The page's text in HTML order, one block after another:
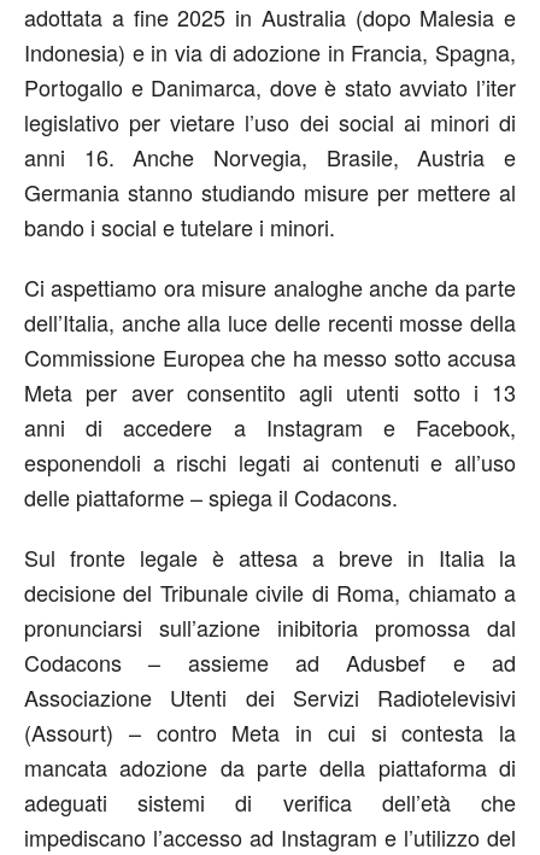
adottata a fine 2025 in Australia (dopo Malesia e
Indonesia) e in via di adozione in Francia, Spagna,
Portogallo e Danimarca, dove è stato avviato l’iter
legislativo per vietare l’uso dei social ai minori di
anni 16. Anche Norvegia, Brasile, Austria e
Germania stanno studiando misure per mettere al
bando i social e tutelare i minori.
Ci aspettiamo ora misure analoghe anche da parte
dell’Italia, anche alla luce delle recenti mosse della
Commissione Europea che ha messo sotto accusa
Meta per aver consentito agli utenti sotto i 13
anni di accedere a Instagram e Facebook,
esponendoli a rischi legati ai contenuti e all’uso
delle piattaforme – spiega il Codacons.
Sul fronte legale è attesa a breve in Italia la
decisione del Tribunale civile di Roma, chiamato a
pronunciarsi sull’azione inibitoria promossa dal
Codacons – assieme ad Adusbef e ad
Associazione Utenti dei Servizi Radiotelevisivi
(Assourt) – contro Meta in cui si contesta la
mancata adozione da parte della piattaforma di
adeguati sistemi di verifica dell’età che
impediscano l’accesso ad Instagram e l’utilizzo del